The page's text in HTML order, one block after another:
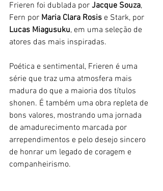
Frieren foi dublada por Jacque Souza,
Fern por Maria Clara Rosis e Stark, por
Lucas Miagusuku, em uma seleção de
atores das mais inspiradas.
Poética e sentimental, Frieren é uma
série que traz uma atmosfera mais
madura do que a maioria dos títulos
shonen. É também uma obra repleta de
bons valores, mostrando uma jornada
de amadurecimento marcada por
arrependimentos e pelo desejo sincero
de honrar um legado de coragem e
companheirismo.